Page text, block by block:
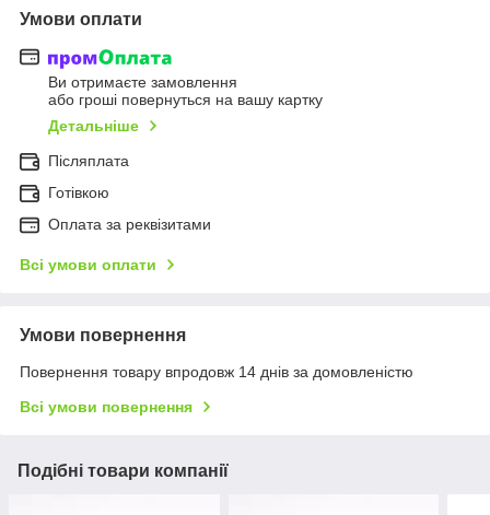
Умови оплати
Ви отримаєте замовлення
або гроші повернуться на вашу картку
Детальніше
Післяплата
Готівкою
Оплата за реквізитами
Всі умови оплати
Умови повернення
Повернення товару впродовж 14 днів за домовленістю
Всі умови повернення
Подібні товари компанії